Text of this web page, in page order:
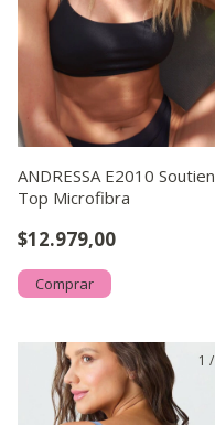
ANDRESSA E2010 Soutien
Top Microfibra
$12.979,00
Comprar
1 /